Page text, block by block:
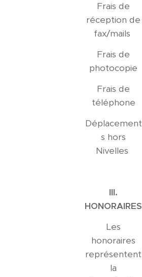
Frais de
réception de
fax/mails
Frais de
photocopie
Frais de
téléphone
Déplacement
s hors
Nivelles
III.
HONORAIRES
Les
honoraires
représentent
la